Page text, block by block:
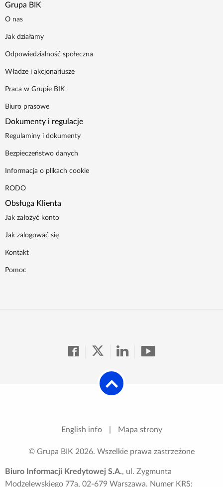
Grupa BIK
O nas
Jak działamy
Odpowiedzialność społeczna
Władze i akcjonariusze
Praca w Grupie BIK
Biuro prasowe
Dokumenty i regulacje
Regulaminy i dokumenty
Bezpieczeństwo danych
Informacja o plikach cookie
RODO
Obsługa Klienta
Jak założyć konto
Jak zalogować się
Kontakt
Pomoc
English info Mapa strony
© Grupa BIK 2026. Wszelkie prawa zastrzeżone
Biuro Informacji Kredytowej S.A., ul. Zygmunta
Modzelewskiego 77a, 02-679 Warszawa. Numer KRS: